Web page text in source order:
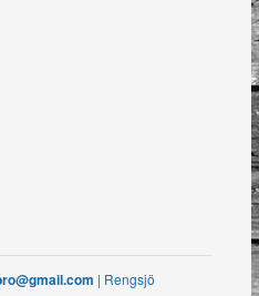
| Rengsjö